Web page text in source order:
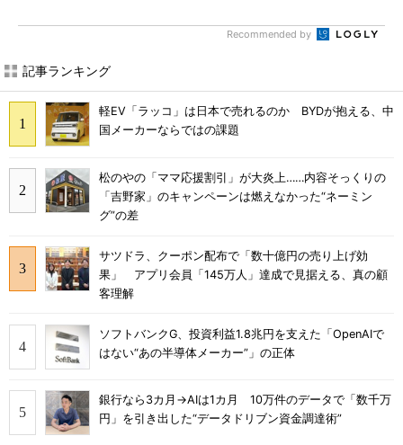
Recommended by
記事ランキング
軽EV「ラッコ」は日本で売れるのか BYDが抱える、中
国メーカーならではの課題
松のやの「ママ応援割引」が大炎上……内容そっくりの
「吉野家」のキャンペーンは燃えなかった“ネーミン
グ”の差
サツドラ、クーポン配布で「数十億円の売り上げ効
果」 アプリ会員「145万人」達成で見据える、真の顧
客理解
ソフトバンクG、投資利益1.8兆円を支えた「OpenAIで
はない“あの半導体メーカー”」の正体
銀行なら3カ月→AIは1カ月 10万件のデータで「数千万
円」を引き出した“データドリブン資金調達術”